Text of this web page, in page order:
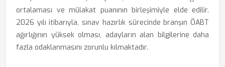
ortalaması ve mülakat puanının birleşimiyle elde edilir.
2026 yılı itibarıyla, sınav hazırlık sürecinde branşın ÖABT
ağırlığının yüksek olması, adayların alan bilgilerine daha
fazla odaklanmasını zorunlu kılmaktadır.